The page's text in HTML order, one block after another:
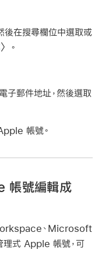
後在搜尋欄位中選取或
〉。
子郵件地址，然後選取
帳號。
帳號編輯成
、Microsoft
理式 Apple 帳號 ，可